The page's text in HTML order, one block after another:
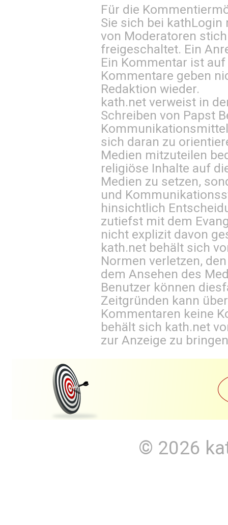
Für die
Sie sich bei kathLogin
von Moderatoren
freigeschaltet. Ein
Ein Kommentar ist
Kommentare geben
Redaktion wieder.
kath.net verweist in
Schreiben von Papst
sich daran zu
Medien mitzuteilen
religiöse Inhalte auf
Medien zu setzen,
und
hinsichtlich
zutiefst mit dem
nicht explizit davon
kath.net behält sich
Normen verletzen,
dem Ansehen des
Benutzer können
Zeitgründen kann
Kommentaren keine
behält sich kath.net
zur Anzeige zu
© 2026